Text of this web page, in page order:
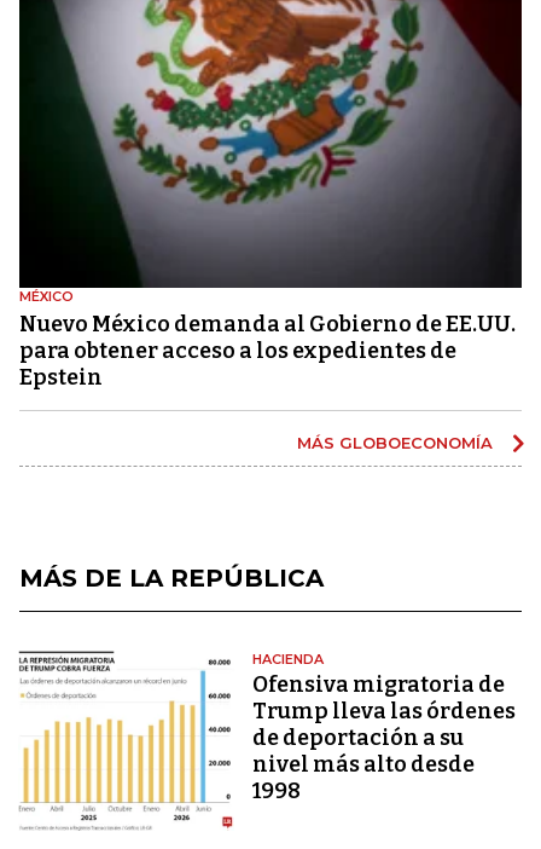
MÉXICO
Nuevo México demanda al Gobierno de EE.UU.
para obtener acceso a los expedientes de
Epstein
MÁS GLOBOECONOMÍA
MÁS DE LA REPÚBLICA
HACIENDA
Ofensiva migratoria de
Trump lleva las órdenes
de deportación a su
nivel más alto desde
1998